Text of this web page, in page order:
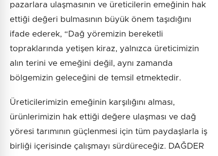
pazarlara ulaşmasının ve üreticilerin emeğinin hak
ettiği değeri bulmasının büyük önem taşıdığını
ifade ederek, “Dağ yöremizin bereketli
topraklarında yetişen kiraz, yalnızca üreticimizin
alın terini ve emeğini değil, aynı zamanda
bölgemizin geleceğini de temsil etmektedir.
Üreticilerimizin emeğinin karşılığını alması,
ürünlerimizin hak ettiği değere ulaşması ve dağ
yöresi tarımının güçlenmesi için tüm paydaşlarla iş
birliği içerisinde çalışmayı sürdüreceğiz. DAĞDER